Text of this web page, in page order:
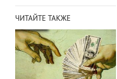
ЧИТАЙТЕ ТАКЖЕ